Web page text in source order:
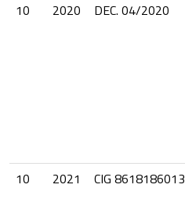
10
2020 DEC. 04/2020
10
2021 CIG 8618186013